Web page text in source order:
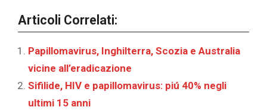
Articoli Correlati:
Papillomavirus, Inghilterra, Scozia e Australia
vicine all’eradicazione
Sifilide, HIV e papillomavirus: piú 40% negli
ultimi 15 anni